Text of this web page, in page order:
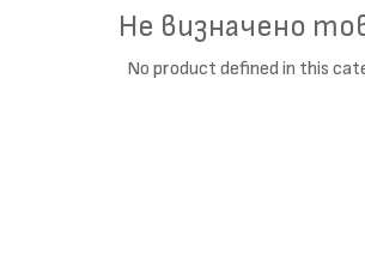
Не визначено
No product defined in this